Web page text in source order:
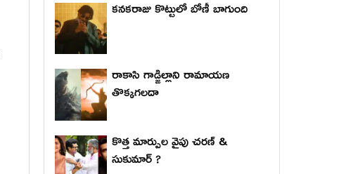
కనకరాజు కొట్టులో బోణీ బాగుంది
రాకాసి గాడ్జిల్లాని రామాయణ
తొక్కగలదా
కొత్త మార్పుల వైపు చరణ్ &
సుకుమార్ ?